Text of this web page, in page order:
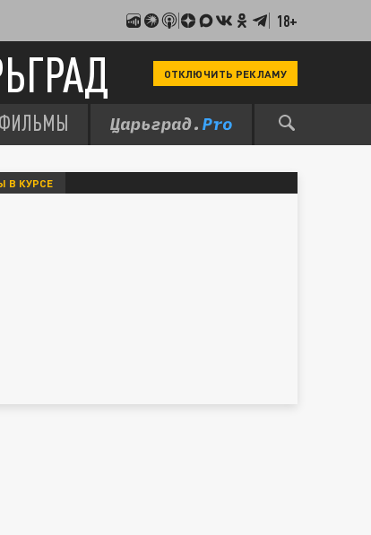
18+
ОТКЛЮЧИТЬ РЕКЛАМУ
ФИЛЬМЫ
В КУРСЕ